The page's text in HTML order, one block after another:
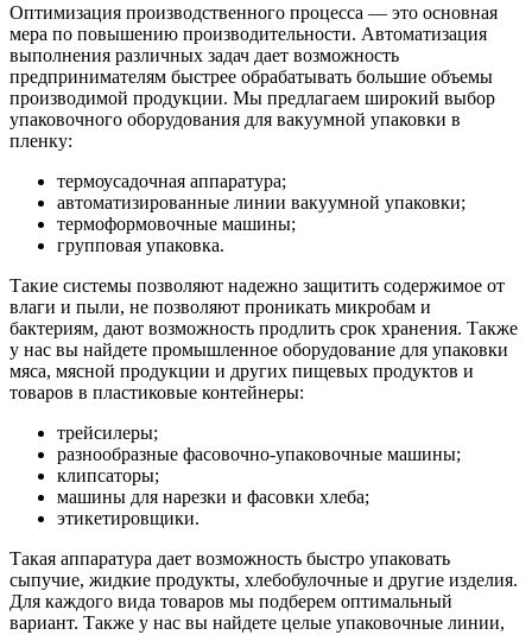
Оптимизация производственного процесса — это основная
мера по повышению производительности. Автоматизация
выполнения различных задач дает возможность
предпринимателям быстрее обрабатывать большие объемы
производимой продукции. Мы предлагаем широкий выбор
упаковочного оборудования для вакуумной упаковки в
пленку:
термоусадочная аппаратура;
автоматизированные линии вакуумной упаковки;
термоформовочные машины;
групповая упаковка.
Такие системы позволяют надежно защитить содержимое от
влаги и пыли, не позволяют проникать микробам и
бактериям, дают возможность продлить срок хранения. Также
у нас вы найдете промышленное оборудование для упаковки
мяса, мясной продукции и других пищевых продуктов и
товаров в пластиковые контейнеры:
трейсилеры;
разнообразные фасовочно-упаковочные машины;
клипсаторы;
машины для нарезки и фасовки хлеба;
этикетировщики.
Такая аппаратура дает возможность быстро упаковать
сыпучие, жидкие продукты, хлебобулочные и другие изделия.
Для каждого вида товаров мы подберем оптимальный
вариант. Также у нас вы найдете целые упаковочные линии,